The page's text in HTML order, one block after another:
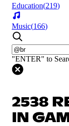
Education(219)
Music(166)
"ENTER" to
2538
IN